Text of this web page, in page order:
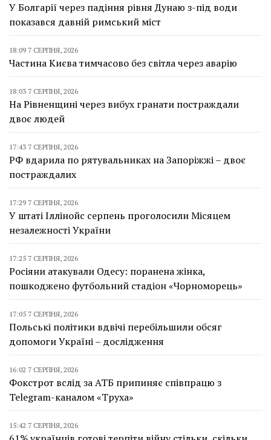
У Болгарії через падіння рівня Дунаю з-під води
показався давній римський міст
18:09 7 СЕРПНЯ, 2026
Частина Києва тимчасово без світла через аварію
18:03 7 СЕРПНЯ, 2026
На Рівненщині через вибух гранати постраждали
двоє людей
17:43 7 СЕРПНЯ, 2026
РФ вдарила по рятувальниках на Запоріжжі – двоє
постраждалих
17:29 7 СЕРПНЯ, 2026
У штаті Іллінойс серпень проголосили Місяцем
незалежності України
17:25 7 СЕРПНЯ, 2026
Росіяни атакували Одесу: поранена жінка,
пошкоджено футбольний стадіон «Чорноморець»
17:05 7 СЕРПНЯ, 2026
Польські політики вдвічі перебільшили обсяг
допомоги Україні – дослідження
16:02 7 СЕРПНЯ, 2026
Фокстрот вслід за АТБ припиняє співпрацю з
Telegram-каналом «Труха»
15:42 7 СЕРПНЯ, 2026